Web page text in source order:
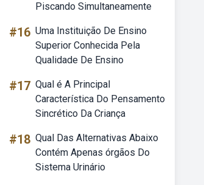
Piscando Simultaneamente
#16 Uma Instituição De Ensino
Superior Conhecida Pela
Qualidade De Ensino
#17 Qual é A Principal
Característica Do Pensamento
Sincrético Da Criança
#18 Qual Das Alternativas Abaixo
Contém Apenas órgãos Do
Sistema Urinário